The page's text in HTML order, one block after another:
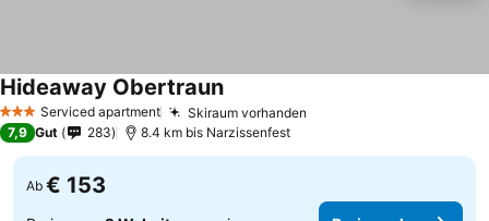
3 SterneServiced apartment Skiraum vorhanden
Hideaway ObertraunPreise sehen
7,9 Gut 283 8.4 km bis Narzissenfest
Ab € 153